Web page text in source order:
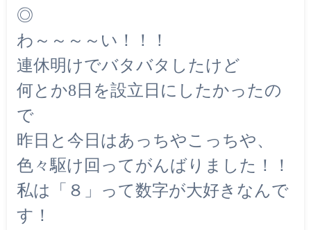
◎
わ～～～～い！！！
連休明けでバタバタしたけど
何とか8日を設立日にしたかったの
で
昨日と今日はあっちやこっちや、
色々駆け回ってがんばりました！！
私は「８」って数字が大好きなんで
す！